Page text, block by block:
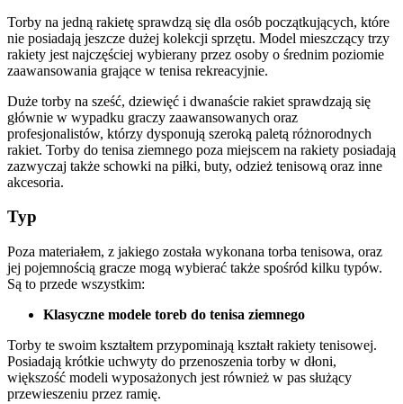
Torby na jedną rakietę sprawdzą się dla osób początkujących, które
nie posiadają jeszcze dużej kolekcji sprzętu. Model mieszczący trzy
rakiety jest najczęściej wybierany przez osoby o średnim poziomie
zaawansowania grające w tenisa rekreacyjnie.
Duże torby na sześć, dziewięć i dwanaście rakiet sprawdzają się
głównie w wypadku graczy zaawansowanych oraz
profesjonalistów, którzy dysponują szeroką paletą różnorodnych
rakiet. Torby do tenisa ziemnego poza miejscem na rakiety posiadają
zazwyczaj także schowki na piłki, buty, odzież tenisową oraz inne
akcesoria.
Typ
Poza materiałem, z jakiego została wykonana torba tenisowa, oraz
jej pojemnością gracze mogą wybierać także spośród kilku typów.
Są to przede wszystkim:
Klasyczne modele toreb do tenisa ziemnego
Torby te swoim kształtem przypominają kształt rakiety tenisowej.
Posiadają krótkie uchwyty do przenoszenia torby w dłoni,
większość modeli wyposażonych jest również w pas służący
przewieszeniu przez ramię.